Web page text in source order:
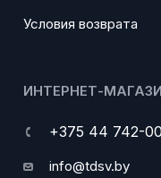
Условия возврата
ИНТЕРНЕТ-
+375 44 742-
info@tdsv.by